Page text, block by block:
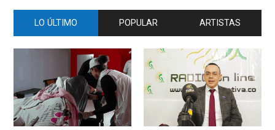
LO ÚLTIMO POPULAR ARTISTAS